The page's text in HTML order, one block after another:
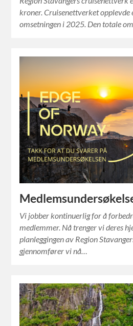
kroner. Cruisenettverket opplevde
omsetningen i 2025. Den totale
Vi jobber kontinuerlig for å
medlemmer. Nå trenger vi deres
planleggingen av Region
gjennomfører vi nå…